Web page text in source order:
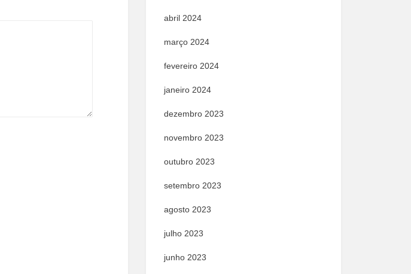
abril 2024
março 2024
fevereiro 2024
janeiro 2024
dezembro 2023
novembro 2023
outubro 2023
setembro 2023
agosto 2023
julho 2023
junho 2023